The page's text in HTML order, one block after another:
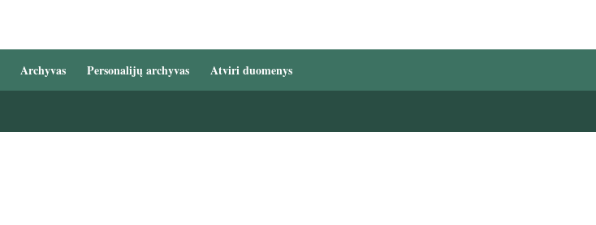
Archyvas Personalijų archyvas Atviri duomenys